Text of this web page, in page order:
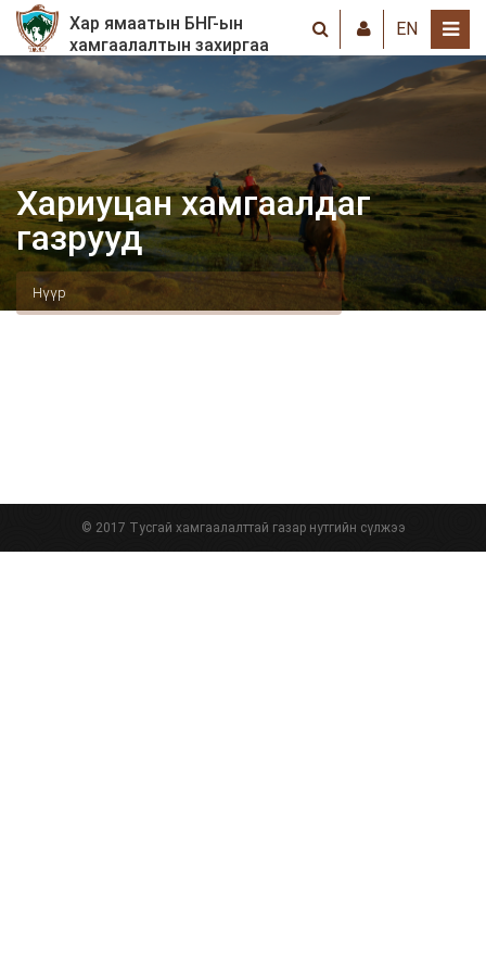
Хар ямаатын БНГ-ын
хамгаалалтын захиргаа
EN
Хариуцан хамгаалдаг
газрууд
Нүүр
© 2017 Тусгай хамгаалалттай газар нутгийн сүлжээ